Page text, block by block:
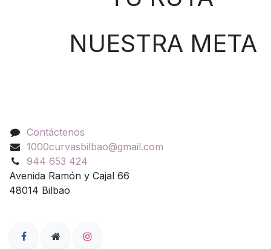
NUESTRA META
Contáctenos
1000curvasbilbao@gmail.com
944 653 424
Avenida Ramón y Cajal 66
48014 Bilbao